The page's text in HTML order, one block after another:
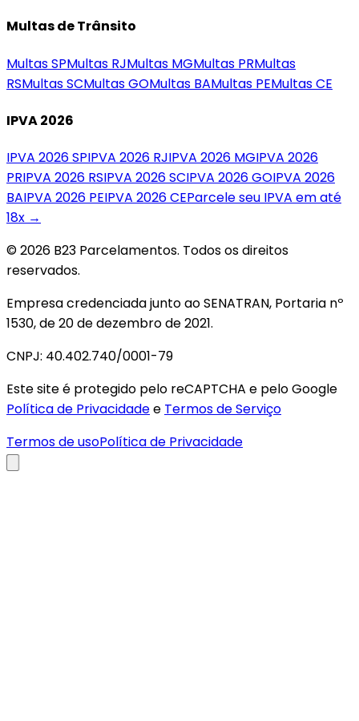
Multas de Trânsito
MultasSPMultas RJMultas MGMultas PRMultas
RSMultasSCMultasGOMultas BAMultas PEMultasCE
IPVA 2026
IPVA 2026SPIPVA 2026 RJIPVA 2026 MGIPVA 2026
PRIPVA 2026 RSIPVA 2026SCIPVA 2026GOIPVA 2026
BAIPVA 2026 PEIPVA 2026CEParcele seu IPVA em até
18x →
© 2026 B23 Parcelamentos. Todos os direitos
reservados.
Empresa credenciada junto ao SENATRAN, Portaria nº
1530, de 20 de dezembro de 2021.
CNPJ: 40.402.740/0001-79
Este site é protegido pelo reCAPTCHA e pelo Google
Política de Privacidadee Termos de Serviço
Termos de usoPolítica de Privacidade